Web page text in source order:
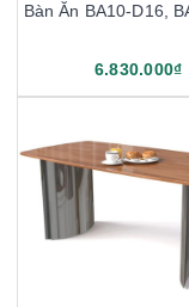
Bàn Ăn BA10-D16,
6.830.000₫